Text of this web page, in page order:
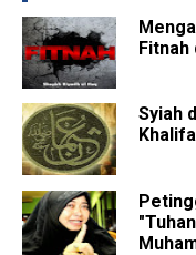
Fitnah
Syiah